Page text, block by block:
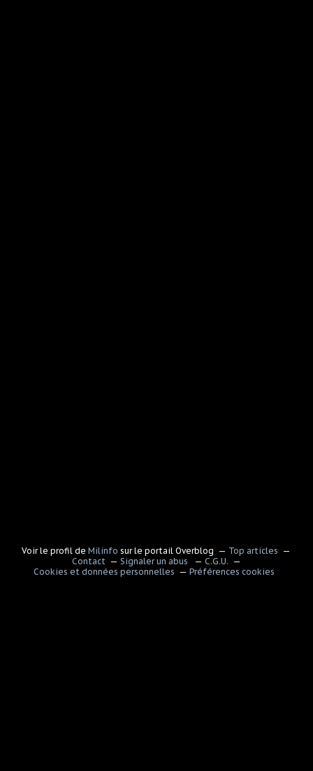
Voir le profil deMilinfo sur le portail Overblog
Top articles
Contact
Signaler un abus
C.G.U.
Cookies et données personnelles
Préférences cookies